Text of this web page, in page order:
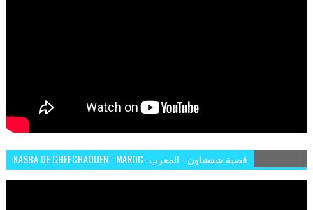
KASBA DE CHEFCHAOUEN - MAROC- قصبة شفشاون - المغرب